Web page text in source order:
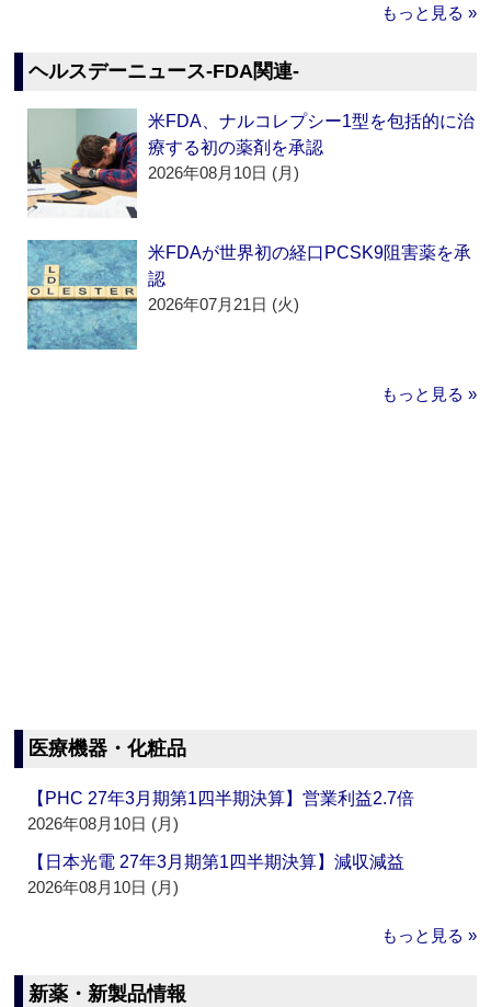
もっと見る »
ヘルスデーニュース‐FDA関連‐
米FDA、ナルコレプシー1型を包括的に治
療する初の薬剤を承認
2026年08月10日 (月)
米FDAが世界初の経口PCSK9阻害薬を承
認
2026年07月21日 (火)
もっと見る »
医療機器・化粧品
【PHC 27年3月期第1四半期決算】営業利益2.7倍
2026年08月10日 (月)
【日本光電 27年3月期第1四半期決算】減収減益
2026年08月10日 (月)
もっと見る »
新薬・新製品情報